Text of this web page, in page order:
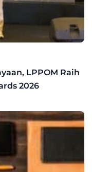
LPPOM Raih
2026